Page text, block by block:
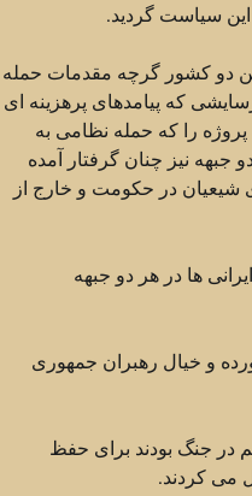
این دو کشور گرچه مقدمات حمله
که پیامدهای پرهزینه ای
را که حمله نظامی به
جبهه نیز چنان گرفتار آمده
شیعیان در حکومت و خارج از
ها در هر دو جبهه
و خیال رهبران جمهوری
در جنگ بودند برای حفظ
می کردند.